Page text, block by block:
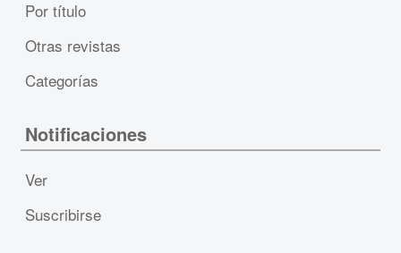
Por título
Otras revistas
Categorías
Notificaciones
Ver
Suscribirse